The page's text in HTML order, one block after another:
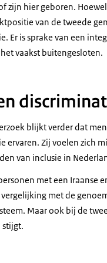
zijn hier geboren.
van de tweede
Er is sprake van een
vaakst buitengesloten.
blijkt verder dat
ervaren. Zij voelen zich
van inclusie in
met een Iraanse
met de
Maar ook bij de
stijgt.